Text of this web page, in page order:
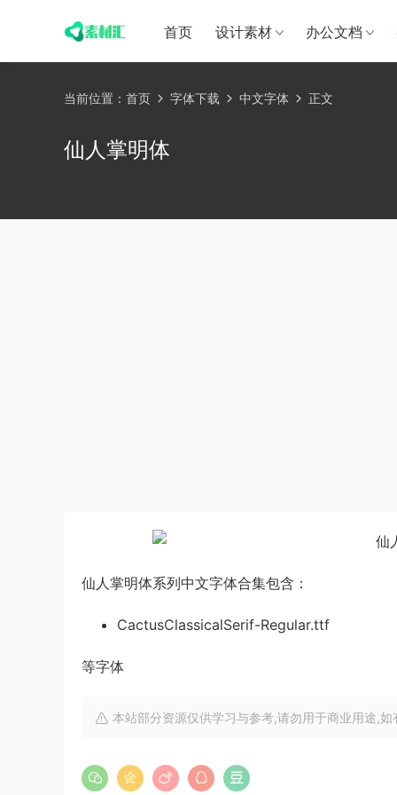
首页 设计素材 办公文档
当前位置： 首页 字体下载 中文字体 正文
仙人掌明体
仙人掌明体系列中文字体合集包含：
CactusClassicalSerif-Regular.ttf
等字体
本站部分资源仅供学习与参考,请勿用于商业用途,